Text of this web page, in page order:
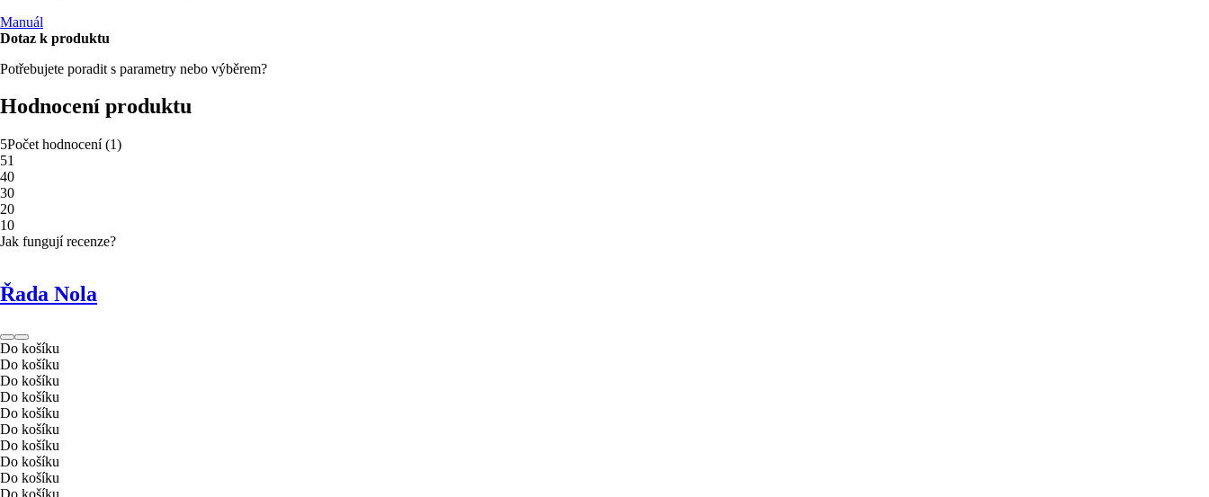
Manuál
Dotaz k produktu
Potřebujete poradit s parametry nebo výběrem?
Hodnocení produktu
5Počet hodnocení(1)
51
40
30
20
10
Jak fungují recenze?
Řada Nola
Do košíku
Do košíku
Do košíku
Do košíku
Do košíku
Do košíku
Do košíku
Do košíku
Do košíku